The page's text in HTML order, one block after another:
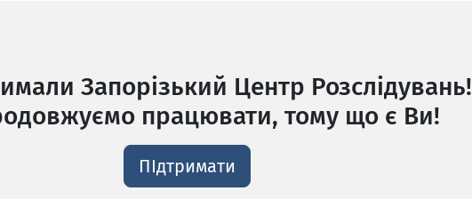
Запорізький Центр Розслідувань!
працювати, тому що є Ви!
ПІдтримати